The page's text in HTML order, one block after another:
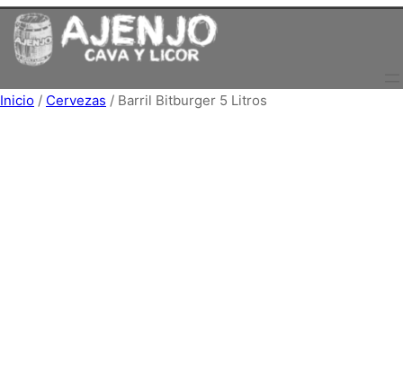
Saltar
contenido
Inicio / Cervezas / Barril Bitburger 5 Litros